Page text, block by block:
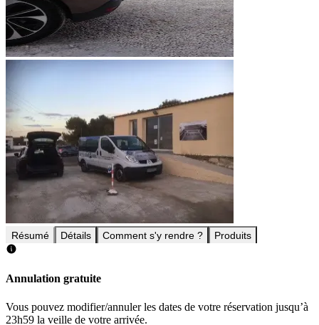
Résumé Détails Comment s'y rendre ? Produits
Annulation gratuite
Vous pouvez modifier/annuler les dates de votre réservation jusqu’à
23h59 la veille de votre arrivée.